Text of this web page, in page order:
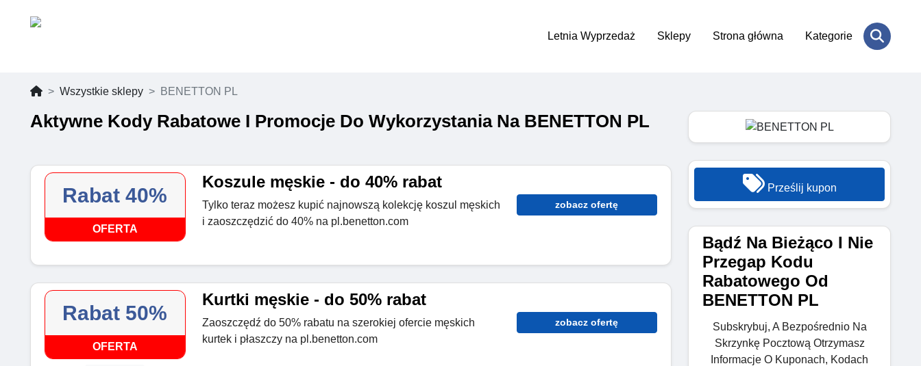
Letnia Wyprzedaż Sklepy Strona główna Kategorie
Wszystkie sklepy BENETTON PL
Aktywne Kody Rabatowe I Promocje Do Wykorzystania Na BENETTON PL
Rabat 40%
OFERTA
Koszule męskie - do 40% rabat
Tylko teraz możesz kupić najnowszą kolekcję koszul męskich
i zaoszczędzić do 40% na pl.benetton.com
zobacz ofertę
Rabat 50%
OFERTA
Kurtki męskie - do 50% rabat
Zaoszczędź do 50% rabatu na szerokiej ofercie męskich
kurtek i płaszczy na pl.benetton.com
zobacz ofertę
Prześlij kupon
Bądź Na Bieżąco I Nie
Przegap Kodu
Rabatowego Od
BENETTON PL
Subskrybuj, A Bezpośrednio Na
Skrzynkę Pocztową Otrzymasz
Informacje O Kuponach, Kodach